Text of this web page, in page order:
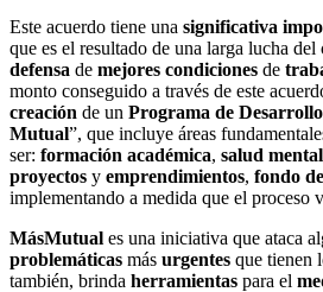
Este acuerdo tiene una significativa
que es el resultado de una larga lucha
defensa de mejores condiciones de
monto conseguido a través de este
creación de un Programa de Desarrollo
Mutual”, que incluye áreas
ser: formación académica, salud mental
proyectos y emprendimientos, fondo
implementando a medida que el proceso
MásMutual es una iniciativa que ataca
problemáticas más urgentes que tienen
también, brinda herramientas para el